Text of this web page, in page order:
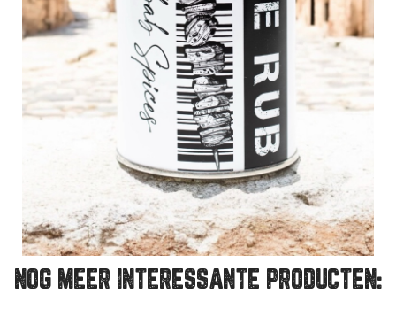
NOG MEER INTERESSANTE PRODUCTEN: